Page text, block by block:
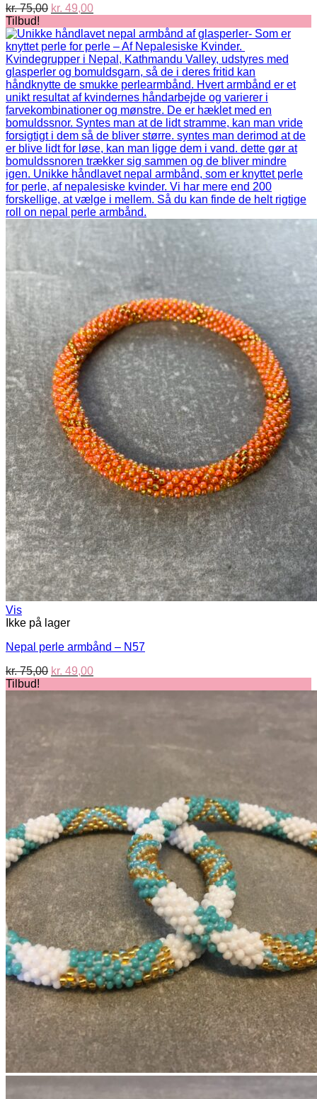
kr.75,00 Den
pris
var:
kr. 75,00.
kr. 49,00Den
pris
er:
kr. 49,00.
Tilbud!
Vis
Ikke på lager
Nepal perle armbånd – N57
kr.75,00 Den
kr. 49,00Den
Tilbud!